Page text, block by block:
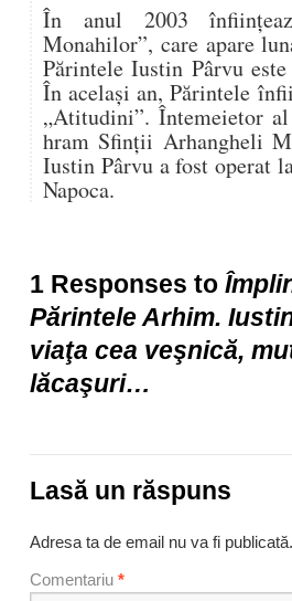
În anul 2003
Monahilor”, care apare
Părintele Iustin Pârvu
În acelaşi an, Părintele
„Atitudini”. Întemeietor
hram Sfinţii Arhangheli
Iustin Pârvu a fost operat
Napoca.
1 Responses to
Părintele Arhim.
viaţa cea veşnică,
lăcaşuri…
Lasă un răspuns
Adresa ta de email nu va fi publicată.
Comentariu *